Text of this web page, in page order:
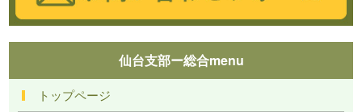
仙台支部ー総合menu
トップページ